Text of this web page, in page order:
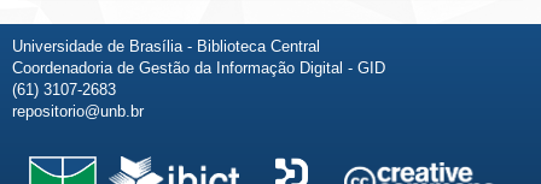
Universidade de Brasília - Biblioteca Central
Coordenadoria de Gestão da Informação Digital - GID
(61) 3107-2683
repositorio@unb.br